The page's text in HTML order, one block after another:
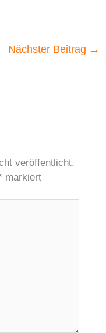
Nächster Beitrag →
veröffentlicht.
markiert